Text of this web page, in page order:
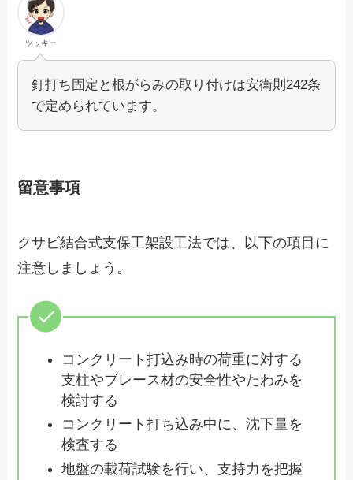
ツッキー
釘打ち固定と根がらみの取り付けは安衛則242条
で定められています。
留意事項
クサビ結合式支保工架設工法では、以下の項目に
注意しましょう。
コンクリート打込み時の荷重に対する
支柱やブレース材の安全性やたわみを
検討する
コンクリート打ち込み中に、沈下量を
検査する
地盤の載荷試験を行い、支持力を把握